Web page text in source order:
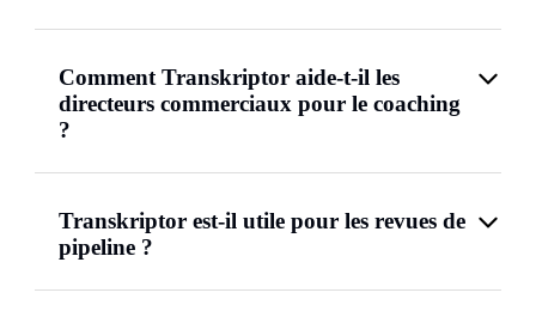
Comment Transkriptor aide-t-il les
directeurs commerciaux pour le coaching
?
Transkriptor est-il utile pour les revues de
pipeline ?